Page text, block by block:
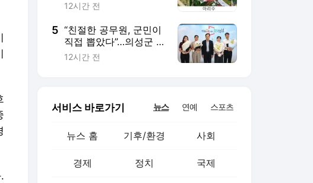
12시간 전
5 “친절한 공무원, 군민이
직접 뽑았다”…의성군 민
원서비스에 주민 평가
12시간 전
서비스 바로가기 뉴스 연예 스포츠
뉴스 홈 기후/환경 사회
경제 정치 국제